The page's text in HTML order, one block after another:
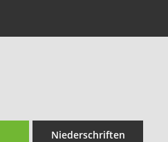
Niederschriften